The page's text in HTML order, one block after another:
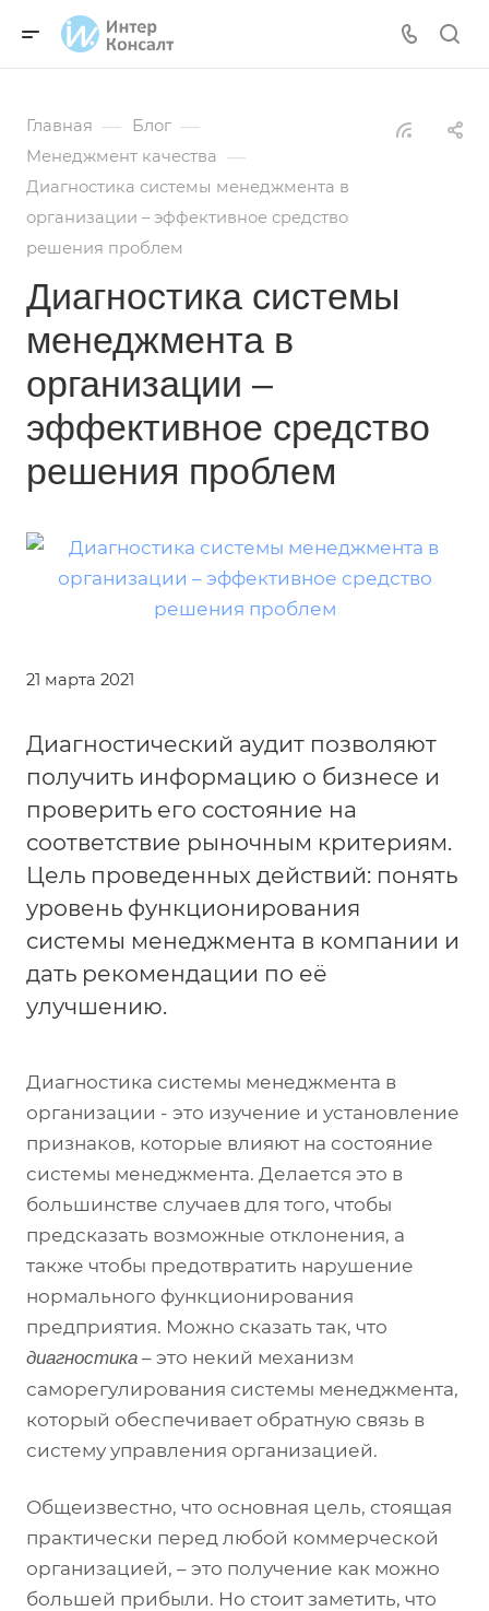
Главная — Блог —
Менеджмент качества —
Диагностика системы менеджмента в
организации – эффективное средство
решения проблем
Диагностика системы
менеджмента в
организации –
эффективное средство
решения проблем
21 марта 2021
Диагностический аудит позволяют
получить информацию о бизнесе и
проверить его состояние на
соответствие рыночным критериям.
Цель проведенных действий: понять
уровень функционирования
системы менеджмента в компании и
дать рекомендации по её
улучшению.
Диагностика системы менеджмента в
организации - это изучение и установление
признаков, которые влияют на состояние
системы менеджмента. Делается это в
большинстве случаев для того, чтобы
предсказать возможные отклонения, а
также чтобы предотвратить нарушение
нормального функционирования
предприятия. Можно сказать так, что
диагностика – это некий механизм
саморегулирования системы менеджмента,
который обеспечивает обратную связь в
систему управления организацией.
Общеизвестно, что основная цель, стоящая
практически перед любой коммерческой
организацией, – это получение как можно
большей прибыли. Но стоит заметить, что